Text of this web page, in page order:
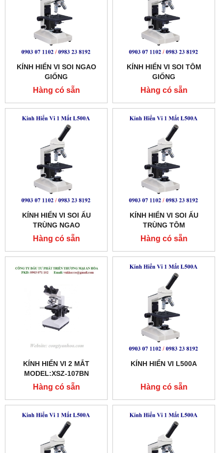
KÍNH HIỂN VI SOI NGAO
GIỐNG
Hàng có sẵn
KÍNH HIỂN VI SOI TÔM
GIỐNG
Hàng có sẵn
KÍNH HIỂN VI SOI ẤU
TRÙNG NGAO
Hàng có sẵn
KÍNH HIỂN VI SOI ẤU
TRÙNG TÔM
Hàng có sẵn
KÍNH HIỂN VI 2 MẮT
MODEL:XSZ-107BN
Hàng có sẵn
KÍNH HIỂN VI L500A
Hàng có sẵn